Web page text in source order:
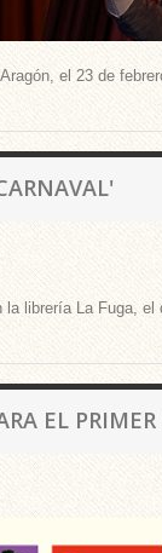
el 23 de
librería La Fuga,
EL